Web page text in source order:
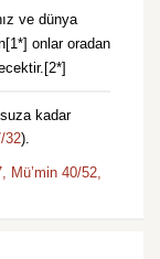
ve dünya
onlar oradan
kadar
32).
Mü’min 40/52,